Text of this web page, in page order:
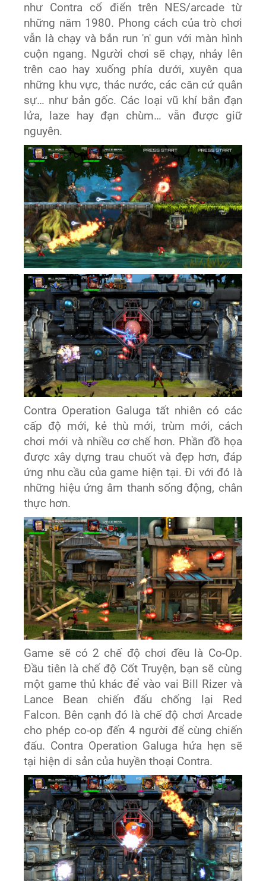
như Contra cổ điển trên NES/arcade từ
những năm 1980. Phong cách của trò chơi
vẫn là chạy và bắn run 'n' gun với màn hình
cuộn ngang. Người chơi sẽ chạy, nhảy lên
trên cao hay xuống phía dưới, xuyên qua
những khu vực, thác nước, các căn cứ quân
sự… như bản gốc. Các loại vũ khí bắn đạn
lửa, laze hay đạn chùm… vẫn được giữ
nguyên.
Contra Operation Galuga tất nhiên có các
cấp độ mới, kẻ thù mới, trùm mới, cách
chơi mới và nhiều cơ chế hơn. Phần đồ họa
được xây dựng trau chuốt và đẹp hơn, đáp
ứng nhu cầu của game hiện tại. Đi với đó là
những hiệu ứng âm thanh sống động, chân
thực hơn.
Game sẽ có 2 chế độ chơi đều là Co-Op.
Đầu tiên là chế độ Cốt Truyện, bạn sẽ cùng
một game thủ khác để vào vai Bill Rizer và
Lance Bean chiến đấu chống lại Red
Falcon. Bên cạnh đó là chế độ chơi Arcade
cho phép co-op đến 4 người để cùng chiến
đấu. Contra Operation Galuga hứa hẹn sẽ
tại hiện di sản của huyền thoại Contra.